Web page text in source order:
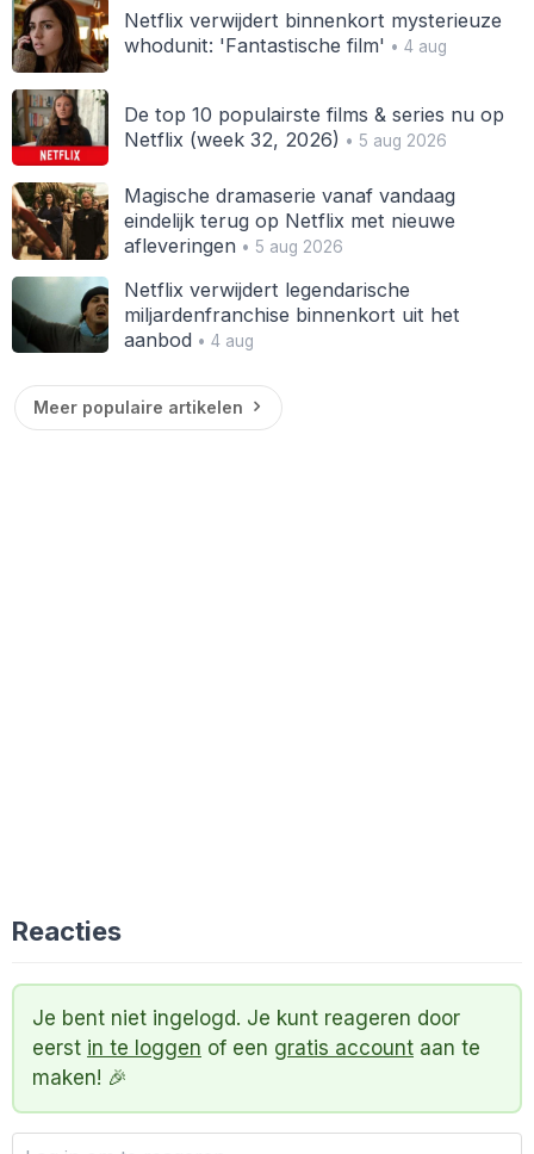
Netflix verwijdert binnenkort mysterieuze
whodunit: 'Fantastische film' • 4 aug
De top 10 populairste films & series nu op
Netflix (week 32, 2026) • 5 aug 2026
Magische dramaserie vanaf vandaag
eindelijk terug op Netflix met nieuwe
afleveringen• 5 aug 2026
Netflix verwijdert legendarische
miljardenfranchise binnenkort uit het
aanbod • 4 aug
Meer populaire artikelen
Reacties
Je bent niet ingelogd. Je kunt reageren door
eerst in te loggen of een gratis account aan te
maken! 🎉